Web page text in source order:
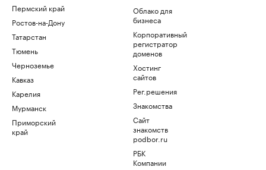
Пермский край
Ростов-на-Дону
Татарстан
Тюмень
Черноземье
Кавказ
Карелия
Мурманск
Приморский
край
Облако для
бизнеса
Корпоративный
регистратор
доменов
Хостинг
сайтов
Рег.решения
Знакомства
Сайт
знакомств
podbor.ru
РБК
Компании